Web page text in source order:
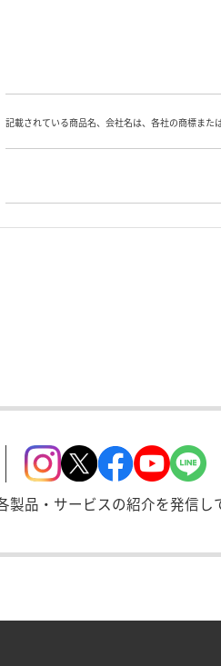
記載されている商品名、会社名は、各社の商標また
製品・サービスの紹介を発信し